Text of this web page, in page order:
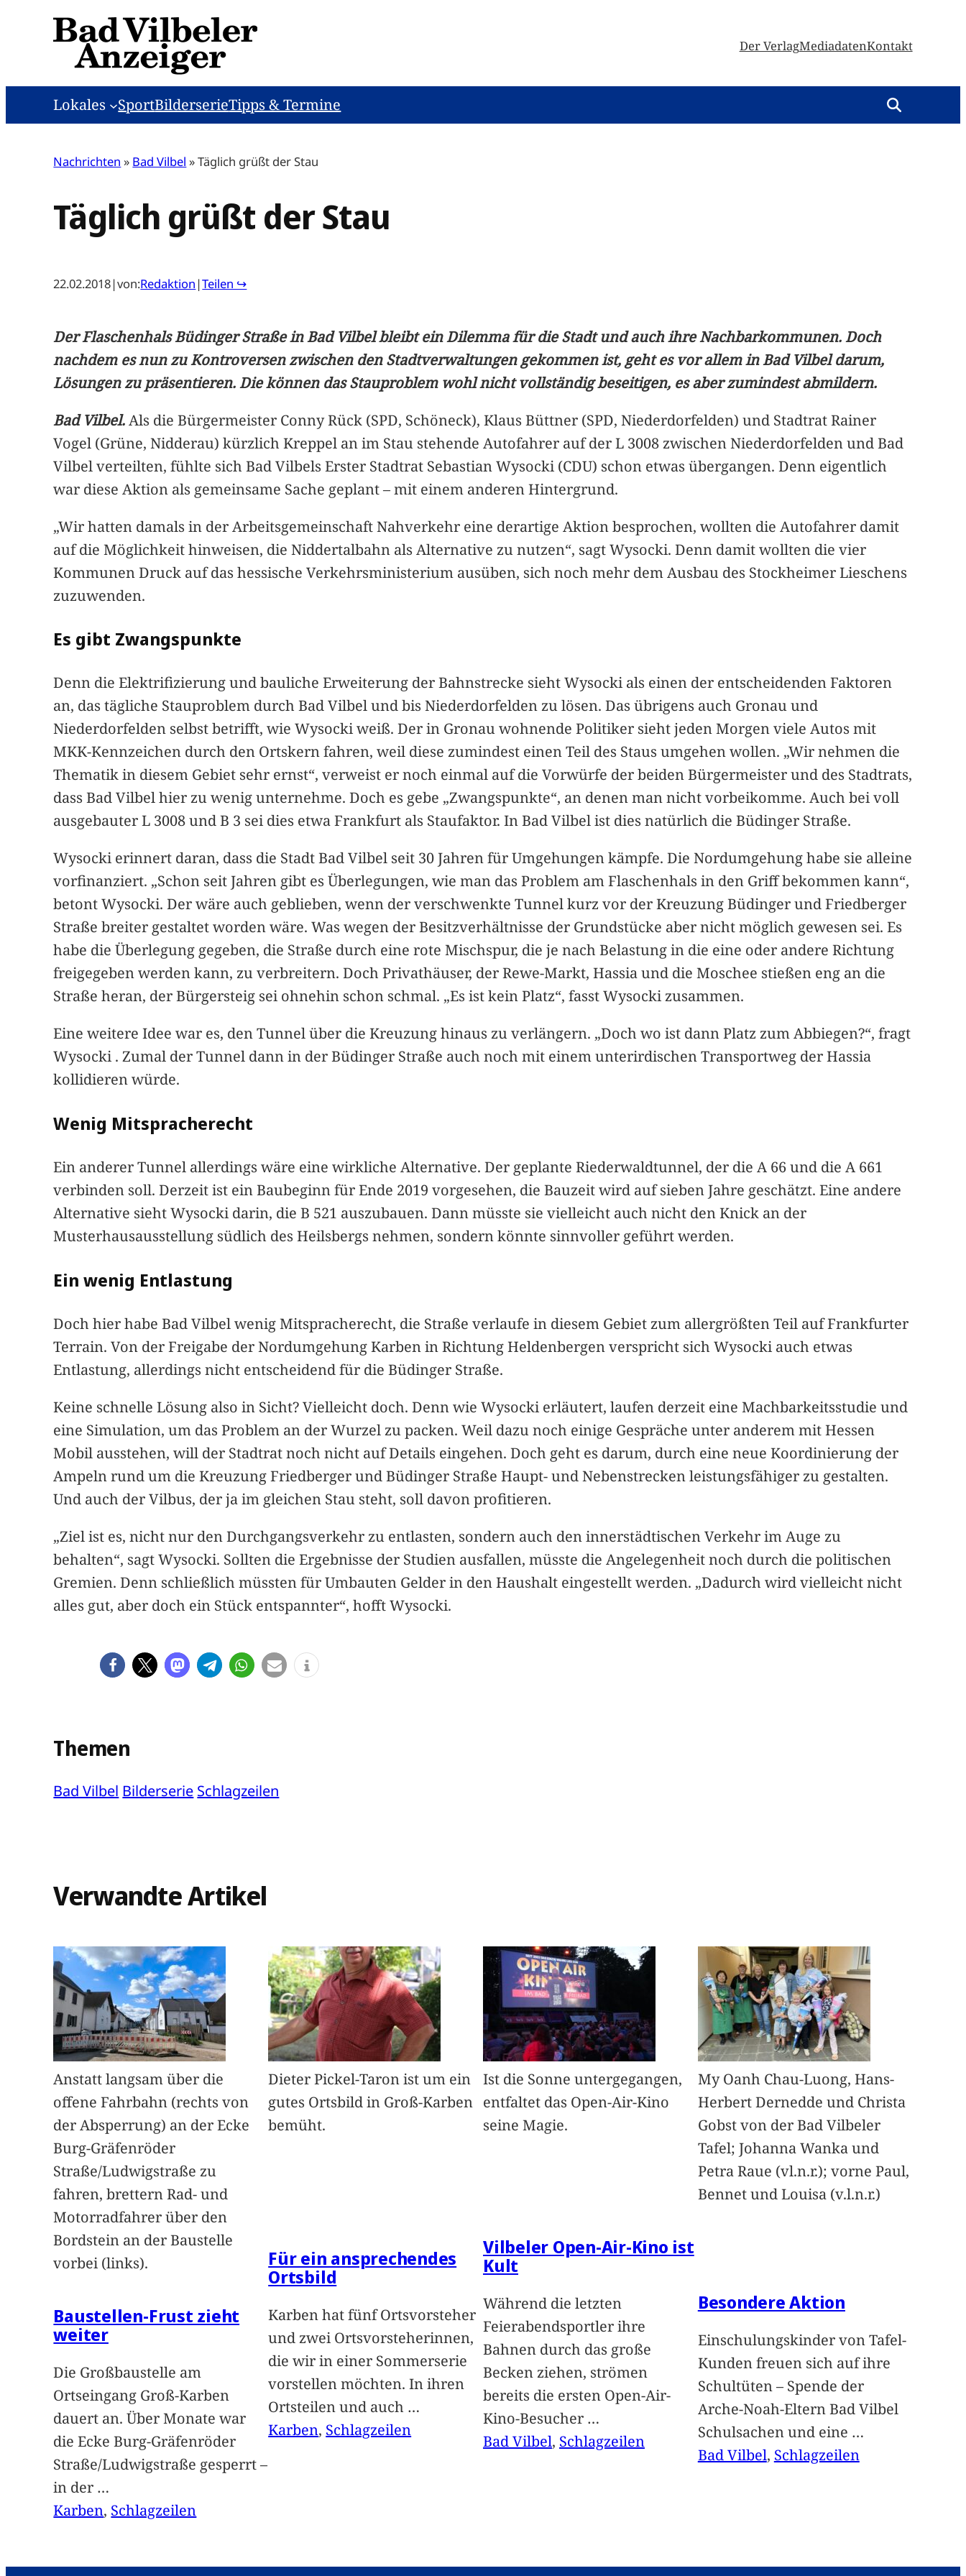
Der VerlagMediadatenKontakt
Lokales SportBilderserieTipps & Termine
Nachrichten » Bad Vilbel »Täglich grüßt der Stau
Täglich grüßt der Stau
22.02.2018|von:Redaktion |Teilen ↪
Der Flaschenhals Büdinger Straße in Bad Vilbel bleibt ein Dilemma für die Stadt und auch ihre Nachbarkommunen. Doch
nachdem es nun zu Kontroversen zwischen den Stadtverwaltungen gekommen ist, geht es vor allem in Bad Vilbel darum,
Lösungen zu präsentieren. Die können das Stauproblem wohl nicht vollständig beseitigen, es aber zumindest abmildern.
Bad Vilbel.Als die Bürgermeister Conny Rück (SPD, Schöneck), Klaus Büttner (SPD, Niederdorfelden) und Stadtrat Rainer
Vogel (Grüne, Nidderau) kürzlich Kreppel an im Stau stehende Autofahrer auf der L 3008 zwischen Niederdorfelden und Bad
Vilbel verteilten, fühlte sich Bad Vilbels Erster Stadtrat Sebastian Wysocki (CDU) schon etwas übergangen. Denn eigentlich
war diese Aktion als gemeinsame Sache geplant – mit einem anderen Hintergrund.
„Wir hatten damals in der Arbeitsgemeinschaft Nahverkehr eine derartige Aktion besprochen, wollten die Autofahrer damit
auf die Möglichkeit hinweisen, die Niddertalbahn als Alternative zu nutzen“, sagt Wysocki. Denn damit wollten die vier
Kommunen Druck auf das hessische Verkehrsministerium ausüben, sich noch mehr dem Ausbau des Stockheimer Lieschens
zuzuwenden.
Es gibt Zwangspunkte
Denn die Elektrifizierung und bauliche Erweiterung der Bahnstrecke sieht Wysocki als einen der entscheidenden Faktoren
an, das tägliche Stauproblem durch Bad Vilbel und bis Niederdorfelden zu lösen. Das übrigens auch Gronau und
Niederdorfelden selbst betrifft, wie Wysocki weiß. Der in Gronau wohnende Politiker sieht jeden Morgen viele Autos mit
MKK-Kennzeichen durch den Ortskern fahren, weil diese zumindest einen Teil des Staus umgehen wollen. „Wir nehmen die
Thematik in diesem Gebiet sehr ernst“, verweist er noch einmal auf die Vorwürfe der beiden Bürgermeister und des Stadtrats,
dass Bad Vilbel hier zu wenig unternehme. Doch es gebe „Zwangspunkte“, an denen man nicht vorbeikomme. Auch bei voll
ausgebauter L 3008 und B 3 sei dies etwa Frankfurt als Staufaktor. In Bad Vilbel ist dies natürlich die Büdinger Straße.
Wysocki erinnert daran, dass die Stadt Bad Vilbel seit 30 Jahren für Umgehungen kämpfe. Die Nordumgehung habe sie alleine
vorfinanziert. „Schon seit Jahren gibt es Überlegungen, wie man das Problem am Flaschenhals in den Griff bekommen kann“,
betont Wysocki. Der wäre auch geblieben, wenn der verschwenkte Tunnel kurz vor der Kreuzung Büdinger und Friedberger
Straße breiter gestaltet worden wäre. Was wegen der Besitzverhältnisse der Grundstücke aber nicht möglich gewesen sei. Es
habe die Überlegung gegeben, die Straße durch eine rote Mischspur, die je nach Belastung in die eine oder andere Richtung
freigegeben werden kann, zu verbreitern. Doch Privathäuser, der Rewe-Markt, Hassia und die Moschee stießen eng an die
Straße heran, der Bürgersteig sei ohnehin schon schmal. „Es ist kein Platz“, fasst Wysocki zusammen.
Eine weitere Idee war es, den Tunnel über die Kreuzung hinaus zu verlängern. „Doch wo ist dann Platz zum Abbiegen?“, fragt
Wysocki . Zumal der Tunnel dann in der Büdinger Straße auch noch mit einem unterirdischen Transportweg der Hassia
kollidieren würde.
Wenig Mitspracherecht
Ein anderer Tunnel allerdings wäre eine wirkliche Alternative. Der geplante Riederwaldtunnel, der die A 66 und die A 661
verbinden soll. Derzeit ist ein Baubeginn für Ende 2019 vorgesehen, die Bauzeit wird auf sieben Jahre geschätzt. Eine andere
Alternative sieht Wysocki darin, die B 521 auszubauen. Dann müsste sie vielleicht auch nicht den Knick an der
Musterhausausstellung südlich des Heilsbergs nehmen, sondern könnte sinnvoller geführt werden.
Ein wenig Entlastung
Doch hier habe Bad Vilbel wenig Mitspracherecht, die Straße verlaufe in diesem Gebiet zum allergrößten Teil auf Frankfurter
Terrain. Von der Freigabe der Nordumgehung Karben in Richtung Heldenbergen verspricht sich Wysocki auch etwas
Entlastung, allerdings nicht entscheidend für die Büdinger Straße.
Keine schnelle Lösung also in Sicht? Vielleicht doch. Denn wie Wysocki erläutert, laufen derzeit eine Machbarkeitsstudie und
eine Simulation, um das Problem an der Wurzel zu packen. Weil dazu noch einige Gespräche unter anderem mit Hessen
Mobil ausstehen, will der Stadtrat noch nicht auf Details eingehen. Doch geht es darum, durch eine neue Koordinierung der
Ampeln rund um die Kreuzung Friedberger und Büdinger Straße Haupt- und Nebenstrecken leistungsfähiger zu gestalten.
Und auch der Vilbus, der ja im gleichen Stau steht, soll davon profitieren.
„Ziel ist es, nicht nur den Durchgangsverkehr zu entlasten, sondern auch den innerstädtischen Verkehr im Auge zu
behalten“, sagt Wysocki. Sollten die Ergebnisse der Studien ausfallen, müsste die Angelegenheit noch durch die politischen
Gremien. Denn schließlich müssten für Umbauten Gelder in den Haushalt eingestellt werden. „Dadurch wird vielleicht nicht
alles gut, aber doch ein Stück entspannter“, hofft Wysocki.
Themen
Bad Vilbel Bilderserie Schlagzeilen
Verwandte Artikel
Anstatt langsam über die
offene Fahrbahn (rechts von
der Absperrung) an der Ecke
Burg-Gräfenröder
Straße/Ludwigstraße zu
fahren, brettern Rad- und
Motorradfahrer über den
Bordstein an der Baustelle
vorbei (links).
Baustellen-Frust zieht
weiter
Die Großbaustelle am
Ortseingang Groß-Karben
dauert an. Über Monate war
die Ecke Burg-Gräfenröder
Straße/Ludwigstraße gesperrt –
in der …
Karben, Schlagzeilen
Dieter Pickel-Taron ist um ein
gutes Ortsbild in Groß-Karben
bemüht.
Für ein ansprechendes
Ortsbild
Karben hat fünf Ortsvorsteher
und zwei Ortsvorsteherinnen,
die wir in einer Sommerserie
vorstellen möchten. In ihren
Ortsteilen und auch …
Karben, Schlagzeilen
Ist die Sonne untergegangen,
entfaltet das Open-Air-Kino
seine Magie.
Vilbeler Open-Air-Kino ist
Kult
Während die letzten
Feierabendsportler ihre
Bahnen durch das große
Becken ziehen, strömen
bereits die ersten Open-Air-
Kino-Besucher …
Bad Vilbel, Schlagzeilen
My Oanh Chau-Luong, Hans-
Herbert Dernedde und Christa
Gobst von der Bad Vilbeler
Tafel; Johanna Wanka und
Petra Raue (vl.n.r.); vorne Paul,
Bennet und Louisa (v.l.n.r.)
Besondere Aktion
Einschulungskinder von Tafel-
Kunden freuen sich auf ihre
Schultüten – Spende der
Arche-Noah-Eltern Bad Vilbel
Schulsachen und eine …
Bad Vilbel, Schlagzeilen